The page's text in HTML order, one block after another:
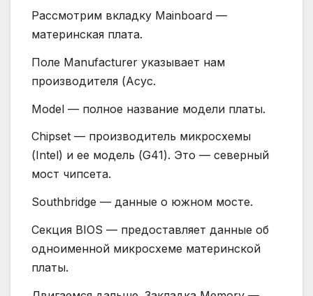
Рассмотрим вкладку Mainboard —
материнская плата.
Поле Manufacturer указывает нам
производителя (Асус.
Model — полное название модели платы.
Chipset — производитель микросхемы
(Intel) и ее модель (G41). Это — северный
мост чипсета.
Southbridge — данные о южном мосте.
Секция BIOS — предоставляет данные об
одноименной микросхеме материнской
платы.